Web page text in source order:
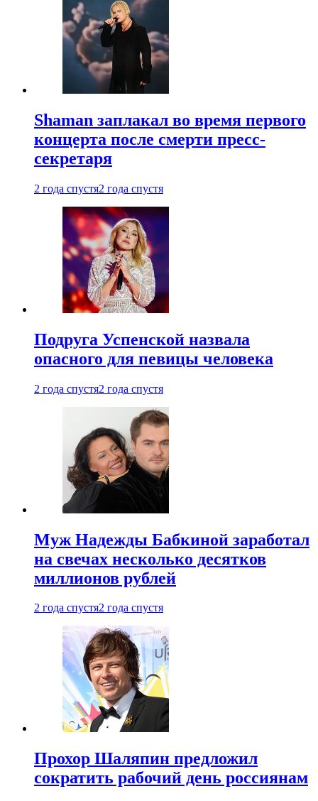
Shaman заплакал во время первого
концерта после смерти пресс-
секретаря
2 года спустя2 года спустя
Подруга Успенской назвала
опасного для певицы человека
2 года спустя2 года спустя
Муж Надежды Бабкиной заработал
на свечах несколько десятков
миллионов рублей
2 года спустя2 года спустя
Прохор Шаляпин предложил
сократить рабочий день россиянам